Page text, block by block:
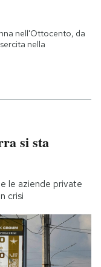
nell'Ottocento, da
nella
si sta
le aziende private
crisi